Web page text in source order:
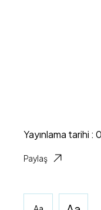
Yayınlama tarihi
Paylaş